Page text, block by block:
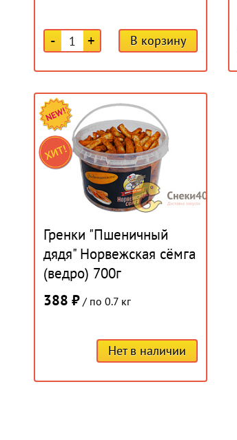
- + В корзину
Гренки "Пшеничный
дядя" Норвежская сёмга
(ведро) 700г
388 ₽/ по 0.7 кг
Нет в наличии